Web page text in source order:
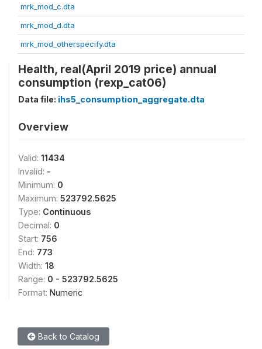
mrk_mod_c.dta
mrk_mod_d.dta
mrk_mod_otherspecify.dta
Health, real(April 2019 price) annual
consumption (rexp_cat06)
Data file: ihs5_consumption_aggregate.dta
Overview
Valid: 11434
Invalid: -
Minimum: 0
Maximum: 523792.5625
Type: Continuous
Decimal: 0
Start: 756
End: 773
Width: 18
Range: 0 - 523792.5625
Format: Numeric
Back to Catalog